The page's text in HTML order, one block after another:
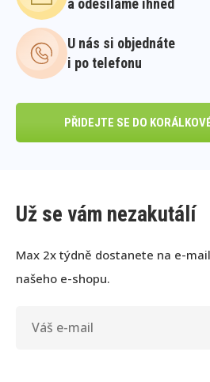
a odesíláme ihned
U nás si objednáte
i po telefonu
PŘIDEJTE SE DO
Už se vám nezakutálí
Max 2x týdně dostanete na e-
našeho e-shopu.